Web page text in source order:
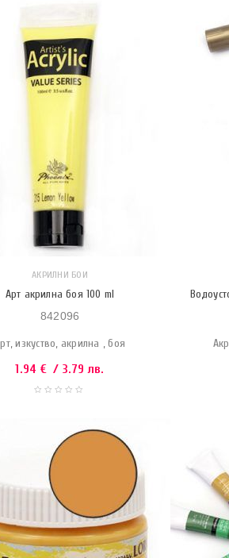
АКРИЛНИ БОИ
Арт акрилна боя 100 ml
842096
изкуство, акрилна , боя
1.94 € / 3.79 лв.